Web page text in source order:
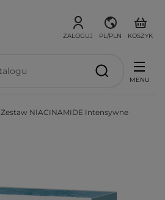
ZALOGUJ PL/PLN KOSZYK
MENU
Zestaw NIACINAMIDE Intensywne